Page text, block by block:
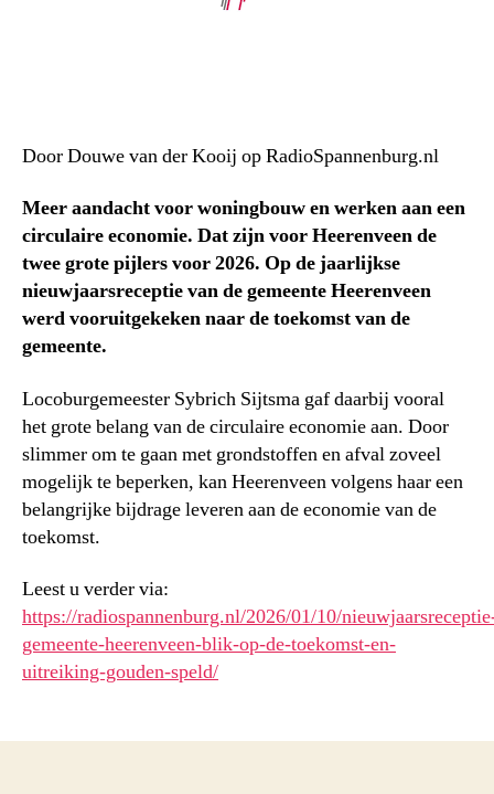
Door Douwe van der Kooij op RadioSpannenburg.nl
Meer aandacht voor woningbouw en werken aan een
circulaire economie. Dat zijn voor Heerenveen de
twee grote pijlers voor 2026. Op de jaarlijkse
nieuwjaarsreceptie van de gemeente Heerenveen
werd vooruitgekeken naar de toekomst van de
gemeente.
Locoburgemeester Sybrich Sijtsma gaf daarbij vooral
het grote belang van de circulaire economie aan. Door
slimmer om te gaan met grondstoffen en afval zoveel
mogelijk te beperken, kan Heerenveen volgens haar een
belangrijke bijdrage leveren aan de economie van de
toekomst.
Leest u verder via:
https://radiospannenburg.nl/2026/01/10/
gemeente-heerenveen-blik-op-de-toekomst-en-
uitreiking-gouden-speld/